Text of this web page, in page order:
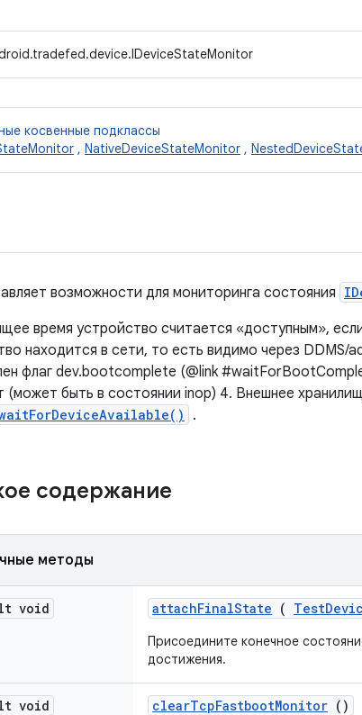
косвенные подклассы
, NativeDeviceStateMonitor ,
возможности для мониторинга состояния
время устройство считается «доступным»,
находится в сети, то есть видимо через DDMS/
флаг dev.bootcomplete (@link
(может быть в состоянии inop) 4. Внешнее
.
содержание
методы
void attachFinalState ( Test
Присоедините конечное
достижения.
void clearTcpFastbootMonitor ()